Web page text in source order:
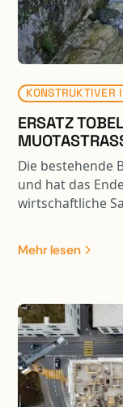
KONSTRUKTIVER
ERSATZ
Die bestehende
und hat das
wirtschaftliche
erfolgte der
Spannweite.
Mehr lesen